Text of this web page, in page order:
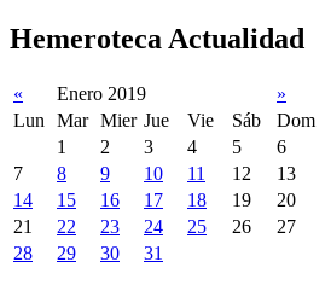
Hemeroteca Actualidad
« Enero 2019
»
Lun
Mar Mier Jue Vie Sáb
Dom
1
2 3 4 5
6
7
8 9 10 11 12
13
14
15 16 17 18 19
20
21
22 23 24 25 26
27
28
29 30 31